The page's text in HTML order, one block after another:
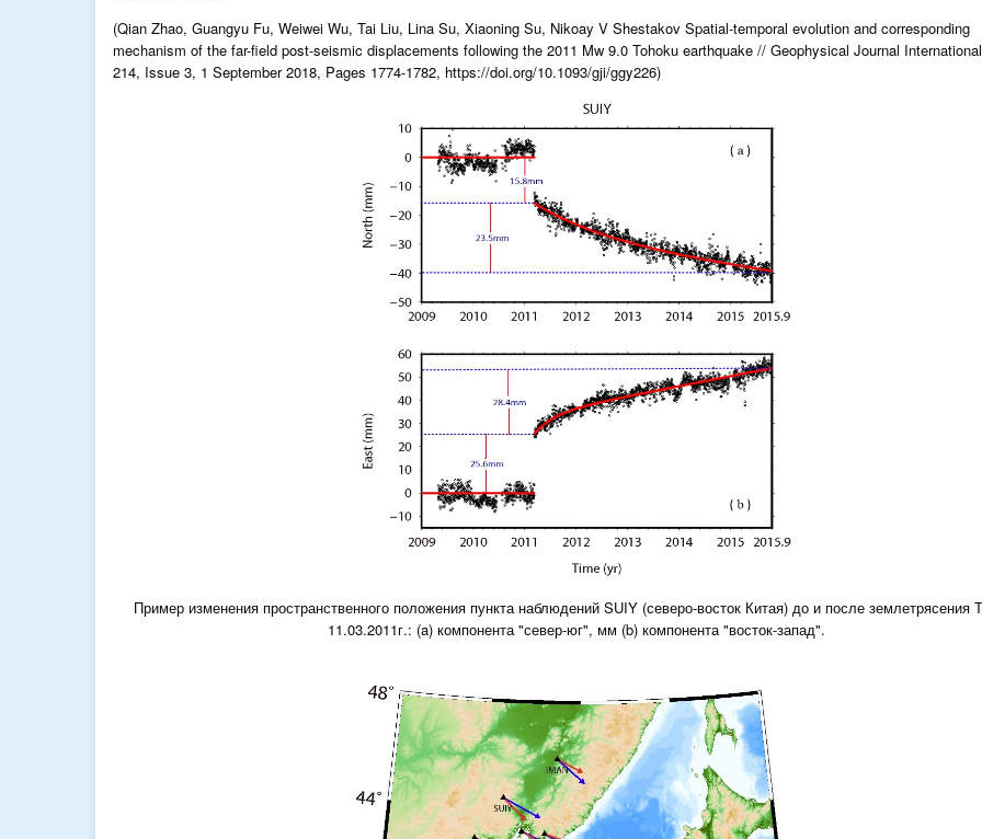
(Qian Zhao, Guangyu Fu, Weiwei Wu, Tai Liu, Lina Su, Xiaoning Su, Nikoay V Shestakov Spatial-temporal evolution and corresponding
mechanism of the far-field post-seismic displacements following the 2011 Mw 9.0 Tohoku earthquake // Geophysical Journal
214, Issue 3, 1 September 2018, Pages 1774-1782, https://doi.org/10.1093/gji/ggy226)
Пример изменения пространственного положения пункта наблюдений SUIY (северо-восток Китая) до и после землетрясения
11.03.2011г.: (a) компонента "север-юг", мм (b) компонента "восток-запад".